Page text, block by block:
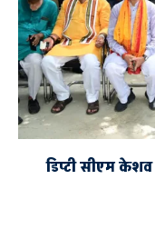
डिप्टी सीएम